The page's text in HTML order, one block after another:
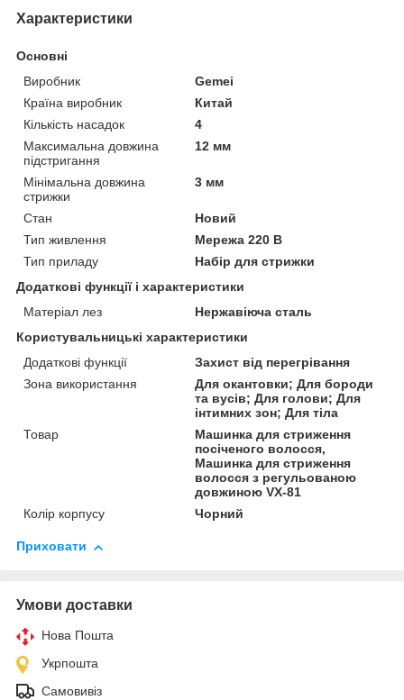
Характеристики
Основні
Виробник
Gemei
Країна виробник
Китай
Кількість насадок
4
Максимальна довжина
підстригання
12 мм
Мінімальна довжина
стрижки
3 мм
Стан
Новий
Тип живлення
Мережа 220 В
Тип приладу
Набір для стрижки
Додаткові функції і характеристики
Матеріал лез
Нержавіюча сталь
Користувальницькі характеристики
Додаткові функції
Захист від перегрівання
Зона використання
Для окантовки; Для бороди
та вусів; Для голови; Для
інтимних зон; Для тіла
Товар
Машинка для стриження
посіченого волосся,
Машинка для стриження
волосся з регульованою
довжиною VX-81
Колір корпусу
Чорний
Приховати
Умови доставки
Нова Пошта
Укрпошта
Самовивіз